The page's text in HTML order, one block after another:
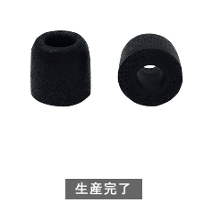
生産完了